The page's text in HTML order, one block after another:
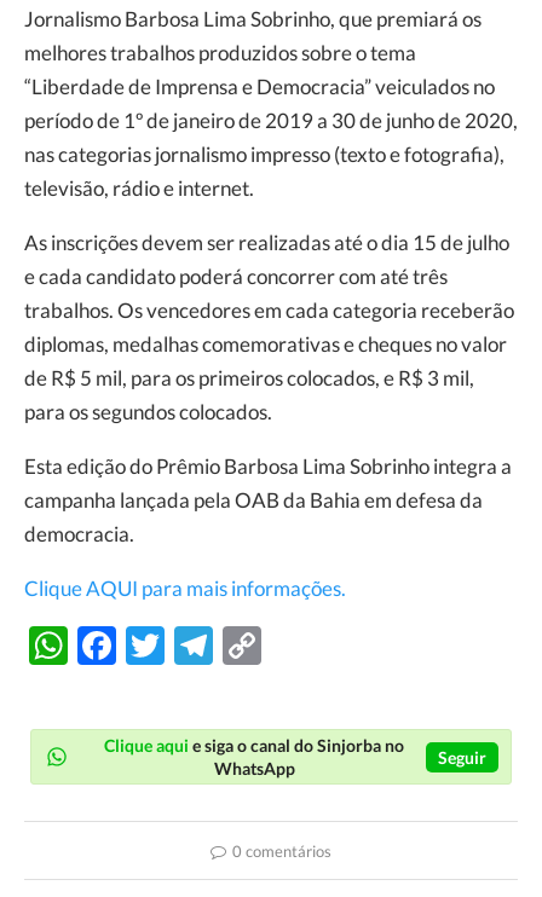
Jornalismo Barbosa Lima Sobrinho, que premiará os
melhores trabalhos produzidos sobre o tema
“Liberdade de Imprensa e Democracia” veiculados no
período de 1º de janeiro de 2019 a 30 de junho de 2020,
nas categorias jornalismo impresso (texto e fotografia),
televisão, rádio e internet.
As inscrições devem ser realizadas até o dia 15 de julho
e cada candidato poderá concorrer com até três
trabalhos. Os vencedores em cada categoria receberão
diplomas, medalhas comemorativas e cheques no valor
de R$ 5 mil, para os primeiros colocados, e R$ 3 mil,
para os segundos colocados.
Esta edição do Prêmio Barbosa Lima Sobrinho integra a
campanha lançada pela OAB da Bahia em defesa da
democracia.
Clique AQUI para mais informações.
WhatsApp
Facebook
TwitterTelegram
Clique aqui e siga o canal do Sinjorba no
WhatsApp
Seguir
0 comentários